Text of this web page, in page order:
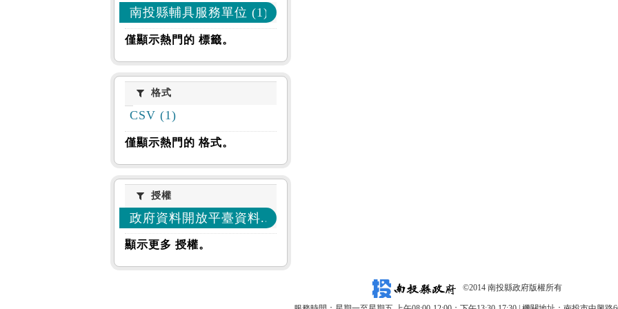
南投縣輔具服務單位 (1)
僅顯示熱門的 標籤。
格式格式
CSV (1)
僅顯示熱門的 格式。
授權授權
政府資料開放平臺資料... (1)
顯示更多 授權。
©2014 南投縣政府版權所有